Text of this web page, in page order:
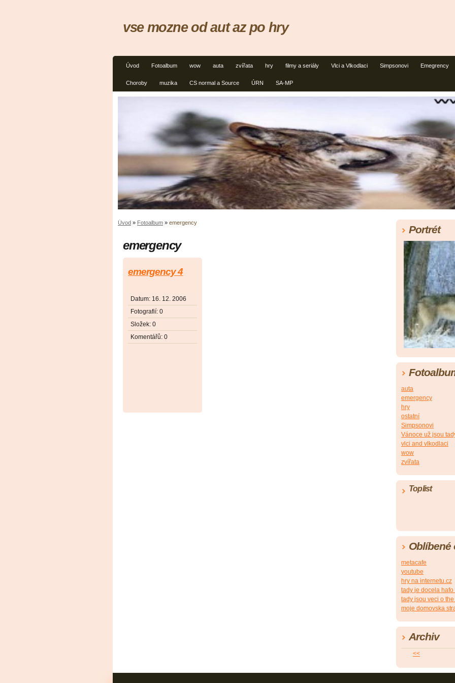
Úvod Fotoalbum wow auta zvířata hry filmy a seriály Vlci a Vlkodlaci Simpsonovi Emegrency
Choroby muzika CS normal a Source ÚRN SA-MP
vse mozne od aut az po hry
Úvod » Fotoalbum » emergency
emergency
emergency 4
Datum: 16. 12. 2006
Fotografií: 0
Složek: 0
Komentářů: 0
Portrét
auta
emergency
hry
ostatní
Simpsonovi
Vánoce už jsou
vlci and vlkodlaci
wow
zvířata
Toplist
Oblíbené
metacafe
youtube
hry na internetu.cz
tady je docela hafo
tady jsou veci o
moje domovska
Archiv
<<